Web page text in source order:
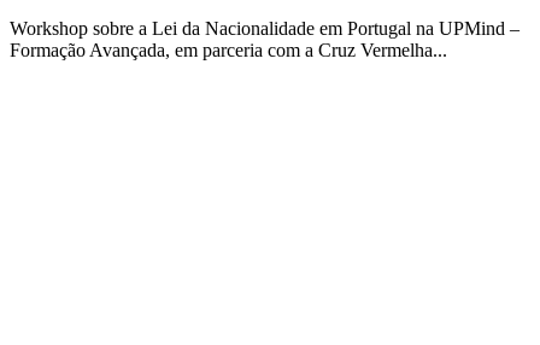
Workshop sobre a Lei da Nacionalidade em Portugal na UPMind –
Formação Avançada, em parceria com a Cruz Vermelha...